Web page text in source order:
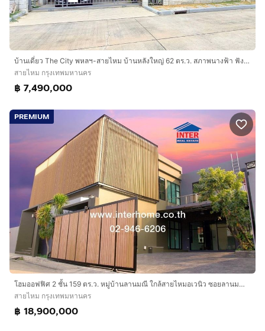
บ้านเดี่ยว The City พหลฯ-สายไหม บ้านหลังใหญ่ 62 ตร.ว. สภาพนางฟ้า ฟังก์ชันครบ 4 นอน 4 น้ำ เดินทางสะดวกใกล้สนามบินดอนเมือง และทางด่วน
สายไหม กรุงเทพมหานคร
฿ 7,490,000
PREMIUM
โฮมออฟฟิศ 2 ชั้น 159 ตร.ว. หมู่บ้านลานมณี ใกล้สายไหมอเวนิว ซอยลานมณี12 ซอยสายไหม55 ถนนสายไหม ถนนซอยสายไหม55 เขตสายไหม กรุงเทพมหานคร
สายไหม กรุงเทพมหานคร
฿ 18,900,000